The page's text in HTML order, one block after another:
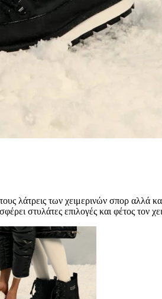
λάτρεις των χειμερινών σπορ αλλά
στυλάτες επιλογές και φέτος τον